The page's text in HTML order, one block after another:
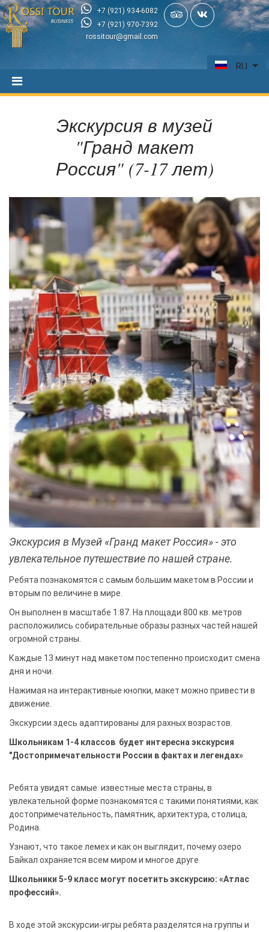
+7 (921) 934-6082
+7 (921) 970-7392
rossitour@gmail.com
RU
Экскурсия в музей
"Гранд макет
Россия" (7-17 лет)
Previous Next
Экскурсия в Музей «Гранд макет Россия» - это
увлекательное путешествие по нашей стране.
Ребята познакомятся с самым большим макетом в России и
вторым по величине в мире.
Он выполнен в масштабе 1:87. На площади 800 кв. метров
расположились собирательные образы разных частей нашей
огромной страны.
Каждые 13 минут над макетом постепенно происходит смена
дня и ночи.
Нажимая на интерактивные кнопки, макет можно привести в
движение.
Экскурсии здесь адаптированы для рахных возрастов.
Школьникам 1-4 классов будет интересна экскурсия
"Достопримечательности России в фактах и легендах»
Ребята увидят самые известные места страны, в
увлекательной форме познакомятся с такими понятиями, как
достопримечательность, памятник, архитектура, столица,
Родина.
Узнают, что такое лемех и как он выглядит, почему озеро
Байкал охраняется всем миром и многое друге
Школьники 5-9 класс могут посетить экскурсию: «Атлас
профессий».
В ходе этой экскурсии-игры ребята разделятся на группы и